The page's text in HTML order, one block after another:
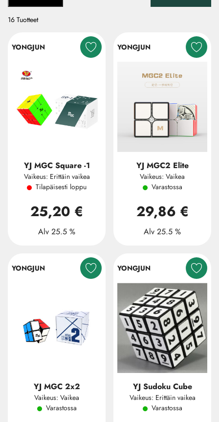
16 Tuotteet
YONGJUN
YJ MGC Square -1
Vaikeus: Erittäin vaikea
Tilapäisesti loppu
25,20 €
Alv 25.5 %
YONGJUN
YJ MGC2 Elite
Vaikeus: Vaikea
Varastossa
29,86 €
Alv 25.5 %
YONGJUN
YJ MGC 2x2
Vaikeus: Vaikea
Varastossa
YONGJUN
YJ Sudoku Cube
Vaikeus: Erittäin vaikea
Varastossa